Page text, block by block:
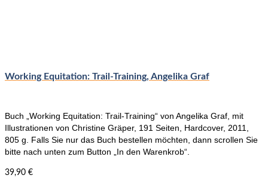
Working Equitation: Trail-Training, Angelika Graf
Buch „Working Equitation: Trail-Training“ von Angelika Graf, mit
Illustrationen von Christine Gräper, 191 Seiten, Hardcover, 2011,
805 g. Falls Sie nur das Buch bestellen möchten, dann scrollen Sie
bitte nach unten zum Button „In den Warenkrob“.
39,90 €